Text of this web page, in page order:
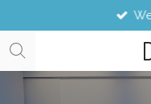
direct
naar
de